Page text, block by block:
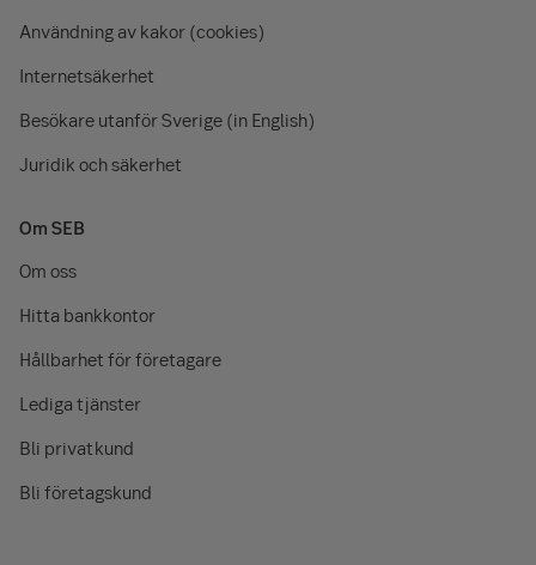
Användning av kakor (cookies)
Internetsäkerhet
Besökare utanför Sverige (in English)
Juridik och säkerhet
Om SEB
Om oss
Hitta bankkontor
Hållbarhet för företagare
Lediga tjänster
Bli privatkund
Bli företagskund